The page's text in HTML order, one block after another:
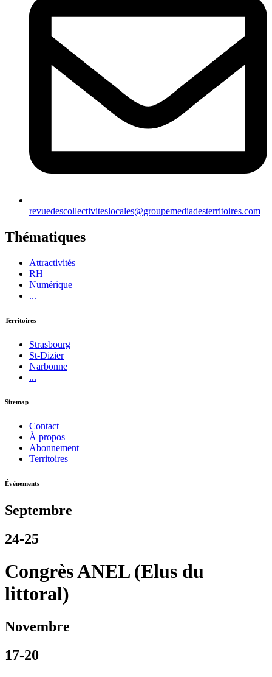
revuedescollectiviteslocales@groupemediadesterritoires.com
Thématiques
Attractivités
RH
Numérique
...
Territoires
Strasbourg
St-Dizier
Narbonne
...
Sitemap
Contact
À propos
Abonnement
Territoires
Événements
Septembre
24-25
Congrès ANEL (Elus du
littoral)
Novembre
17-20